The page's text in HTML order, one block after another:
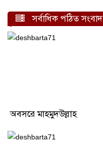
সর্বাধিক পঠিত সংবাদ
অবসরে মাহমুদউল্লাহ